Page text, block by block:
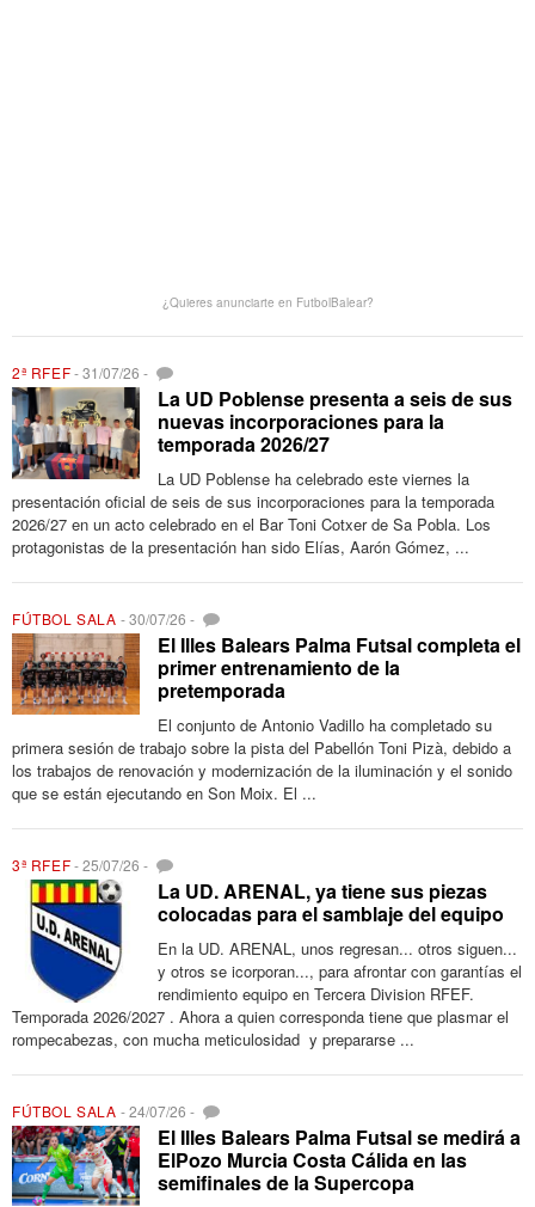
¿Quieres anunciarte en FutbolBalear?
2ª RFEF-31/07/26 -
La UD Poblense presenta a seis de sus
nuevas incorporaciones para la
temporada 2026/27
La UD Poblense ha celebrado este viernes la
presentación oficial de seis de sus incorporaciones para la temporada
2026/27 en un acto celebrado en el Bar Toni Cotxer de Sa Pobla. Los
protagonistas de la presentación han sido Elías, Aarón Gómez, ...
FÚTBOL SALA -30/07/26 -
El Illes Balears Palma Futsal completa el
primer entrenamiento de la
pretemporada
El conjunto de Antonio Vadillo ha completado su
primera sesión de trabajo sobre la pista del Pabellón Toni Pizà, debido a
los trabajos de renovación y modernización de la iluminación y el sonido
que se están ejecutando en Son Moix. El ...
3ª RFEF-25/07/26 -
La UD. ARENAL, ya tiene sus piezas
colocadas para el samblaje del equipo
En la UD. ARENAL, unos regresan... otros siguen...
y otros se icorporan..., para afrontar con garantías el
rendimiento equipo en Tercera Division RFEF.
Temporada 2026/2027 . Ahora a quien corresponda tiene que plasmar el
rompecabezas, con mucha meticulosidad y prepararse ...
FÚTBOL SALA -24/07/26 -
El Illes Balears Palma Futsal se medirá a
ElPozo Murcia Costa Cálida en las
semifinales de la Supercopa